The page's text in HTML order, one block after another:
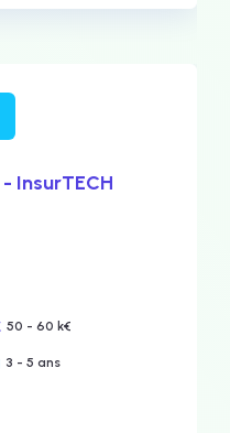
- InsurTECH
50 - 60 k€
3 - 5 ans